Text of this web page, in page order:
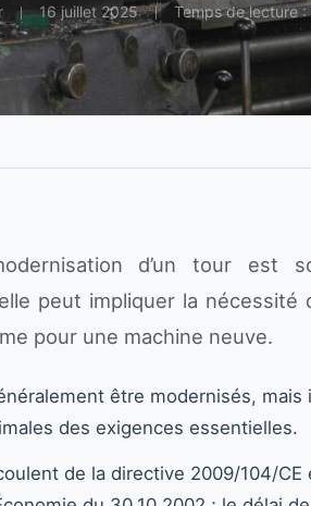
16 juillet 2025 Temps de lecture
d’un tour est
peut impliquer la nécessité
pour une machine neuve.
être modernisés, mais
des exigences essentielles.
de la directive 2009/104/CE